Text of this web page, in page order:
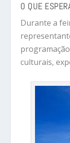
O QUE
Durante a
culturais,